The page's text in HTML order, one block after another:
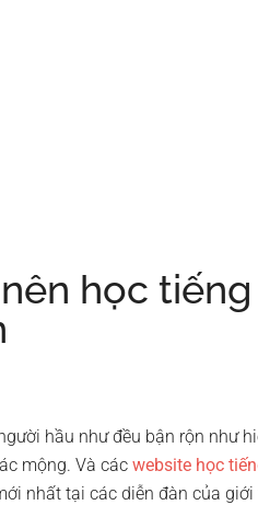
học
hầu như đều bận rộn như
mộng. Và các website học
nhất tại các diễn đàn của